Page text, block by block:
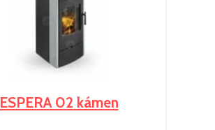
ESPERA 02 kámen